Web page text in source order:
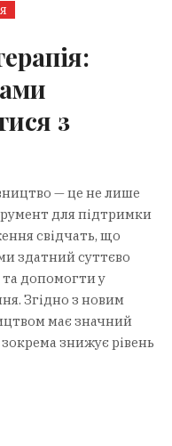
з
— це не лише
для підтримки
свідчать, що
здатний суттєво
допомогти у
Згідно з новим
має значний
знижує рівень